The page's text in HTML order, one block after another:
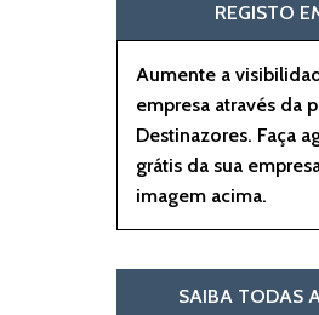
REGISTO
Aumente a
empresa através da
Destinazores. Faça
grátis da sua
imagem acima.
SAIBA TODAS